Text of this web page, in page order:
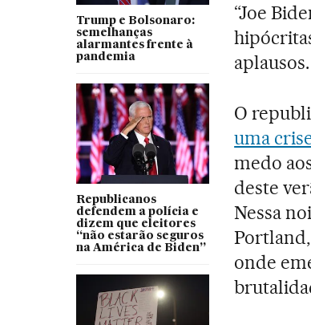
Trump e Bolsonaro:
semelhanças
alarmantes frente à
pandemia
Republicanos
defendem a polícia e
dizem que eleitores
“não estarão seguros
na América de Biden”
“Joe
aplausos.
O
uma
medo
deste
Nessa
onde